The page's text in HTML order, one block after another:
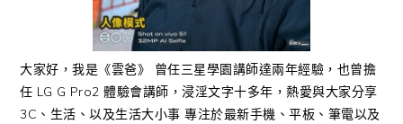
大家好，我是《雲爸》 曾任三星學園講師達兩年經驗，也曾擔
任 LG G Pro2 體驗會講師，浸淫文字十多年，熱愛與大家分享
3C、生活、以及生活大小事 專注於最新手機、平板、筆電以及